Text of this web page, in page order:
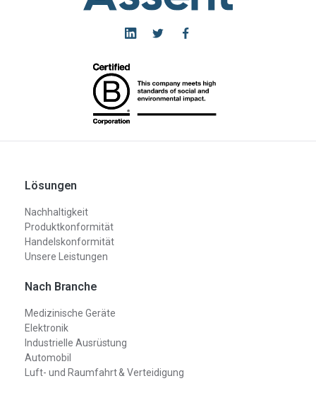
Lösungen
Nachhaltigkeit
Produktkonformität
Handelskonformität
Unsere Leistungen
Nach Branche
Medizinische Geräte
Elektronik
Industrielle Ausrüstung
Automobil
Luft- und Raumfahrt & Verteidigung